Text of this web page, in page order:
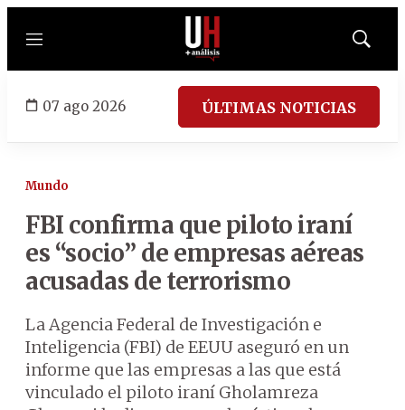
Menú
Mostrar
07 ago 2026 ÚLTIMAS NOTICIAS
Mundo
FBI confirma que piloto iraní
es “socio” de empresas aéreas
acusadas de terrorismo
La Agencia Federal de Investigación e
Inteligencia (FBI) de EEUU aseguró en un
informe que las empresas a las que está
vinculado el piloto iraní Gholamreza